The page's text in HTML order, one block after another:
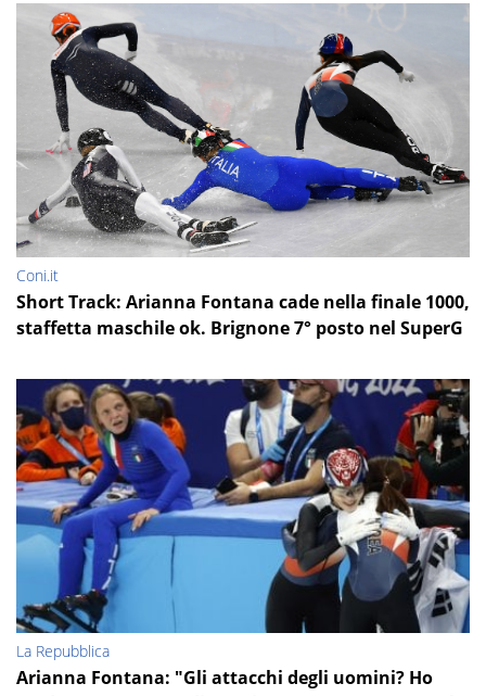
Coni.it
Short Track: Arianna Fontana cade nella finale 1000,
staffetta maschile ok. Brignone 7° posto nel SuperG
La Repubblica
Arianna Fontana: "Gli attacchi degli uomini? Ho